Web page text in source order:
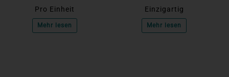
Pro Einheit
Mehr lesen
Einzigartig
Mehr lesen